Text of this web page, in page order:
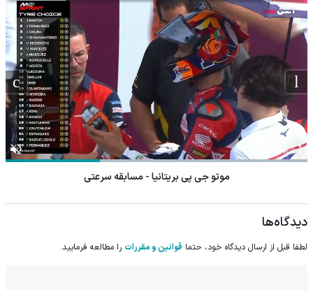
موتو جی پی بریتانیا - مسابقه سرعتی
دیدگاه‌ها
لطفا قبل از ارسال دیدگاه خود، حتما قوانین و مقررات را مطالعه فرمایید.